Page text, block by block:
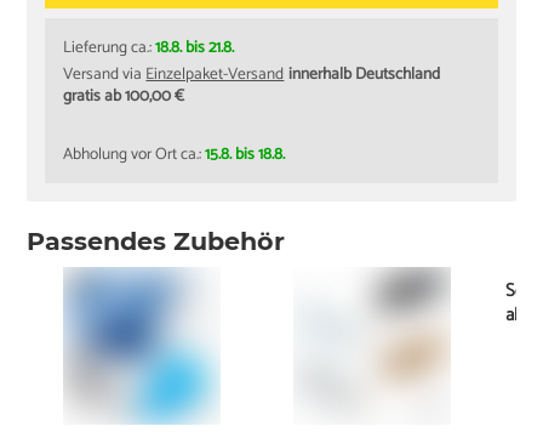
Lieferung ca.:18.8. bis 21.8.
Versand viaEinzelpaket-Versandinnerhalb Deutschland
gratis ab 100,00 €
Abholung vor Ort ca.:15.8. bis 18.8.
Passendes Zubehör
ab